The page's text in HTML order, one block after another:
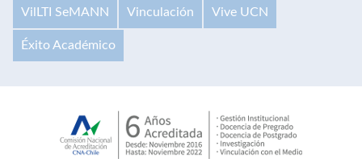
VilLTI SeMANN Vinculación Vive UCN
Éxito Académico